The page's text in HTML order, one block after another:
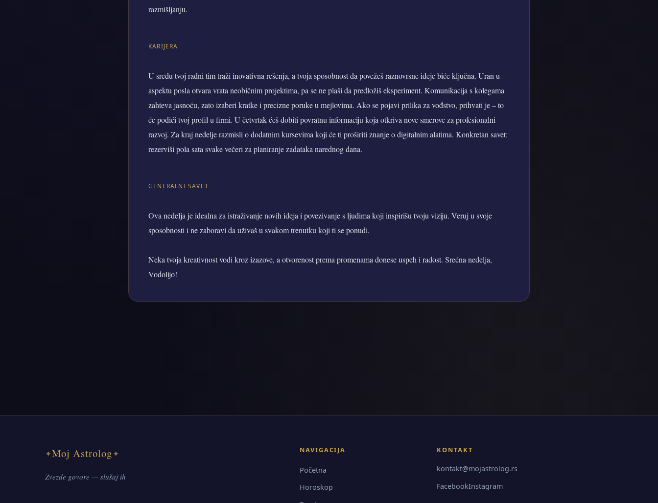
razmišljanju.
KARIJERA
U sredu tvoj radni tim traži inovativna rešenja, a tvoja sposobnost da povežeš raznovrsne ideje biće ključna. Uran u
aspektu posla otvara vrata neobičnim projektima, pa se ne plaši da predložiš eksperiment. Komunikacija s kolegama
zahteva jasnoću, zato izaberi kratke i precizne poruke u mejlovima. Ako se pojavi prilika za vođstvo, prihvati je – to
će podići tvoj profil u firmi. U četvrtak ćeš dobiti povratnu informaciju koja otkriva nove smerove za profesionalni
razvoj. Za kraj nedelje razmisli o dodatnim kursevima koji će ti proširiti znanje o digitalnim alatima. Konkretan savet:
rezerviši pola sata svake večeri za planiranje zadataka narednog dana.
GENERALNI SAVET
Ova nedelja je idealna za istraživanje novih ideja i povezivanje s ljudima koji inspirišu tvoju viziju. Veruj u svoje
sposobnosti i ne zaboravi da uživaš u svakom trenutku koji ti se ponudi.
Neka tvoja kreativnost vodi kroz izazove, a otvorenost prema promenama donese uspeh i radost. Srećna nedelja,
Vodolijo!
✦Moj Astrolog✦
Zvezde govore — slušaj ih
NAVIGACIJA
Početna
Horoskop
KONTAKT
kontakt@mojastrolog.rs
FacebookInstagram